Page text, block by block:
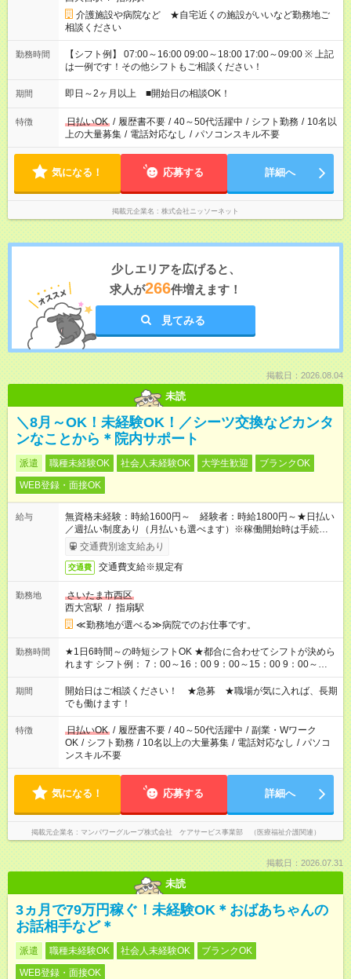
介護施設や病院など ★自宅近くの施設がいいなど勤務地ご
相談ください
勤務時間
【シフト例】 07:00～16:00 09:00～18:00 17:00～09:00 ※ 上記
は一例です！その他シフトもご相談ください！
期間 即日～2ヶ月以上 ■開始日の相談OK！
特徴 日払いOK / 履歴書不要 / 40～50代活躍中 / シフト勤務 / 10名以
上の大量募集 / 電話対応なし / パソコンスキル不要
気になる！ 応募する 詳細へ
掲載元企業名 株式会社ニッソーネット
少しエリアを広げると、
求人が266件増えます！
見てみる
掲載日：2026.08.04
未読
＼8月～OK！未経験OK！／シーツ交換などカンタ
ンなことから＊院内サポート
派遣 職種未経験OK 社会人未経験OK 大学生歓迎
ブランクOK
WEB登録・面接OK
給与
無資格未経験：時給1600円～ 経験者：時給1800円～★日払い
／週払い制度あり（月払いも選べます）※稼働開始時は手続き完
了次第のお支払いとなります。
交通費別途支給あり
交通費 交通費支給※規定有
勤務地
さいたま市西区
西大宮駅 / 指扇駅
≪勤務地が選べる≫病院でのお仕事です。
勤務時間
★1日6時間～の時短シフトOK ★都合に合わせてシフトが決めら
れます シフト例： 7：00～16：00 9：00～15：00 9：00～
18：00 11：00～20：00 など ※Wワークの場合、他のお仕事と
合わせ週40時間超の就業はご案内できません ※法令に基づき、
週20時間以上勤務は社会保険への加入対象となります ※労働者
派遣法（日雇い派遣の原則禁止）により、短時間・短期間の就
業はご案内が難しい場合があります
期間
開始日はご相談ください！ ★急募 ★職場が気に入れば、長期
でも働けます！
特徴 日払いOK / 履歴書不要 / 40～50代活躍中 / 副業・Wワーク
OK / シフト勤務 / 10名以上の大量募集 / 電話対応なし / パソコ
ンスキル不要
気になる！ 応募する 詳細へ
掲載元企業名 マンパワーグループ株式会社 ケアサービス事業部 （医療福祉介護関連）
掲載日：2026.07.31
未読
3ヵ月で79万円稼ぐ！未経験OK＊おばあちゃんの
お話相手など＊
派遣 職種未経験OK 社会人未経験OK
ブランクOK
WEB登録・面接OK